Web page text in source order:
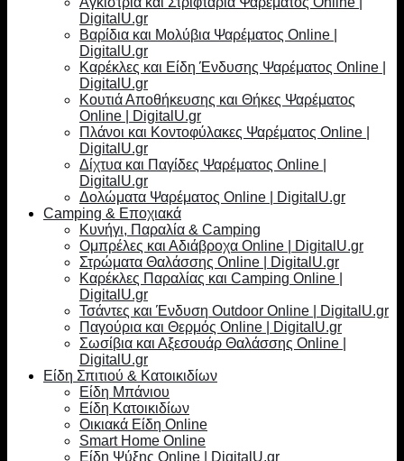
DigitalU.gr
Βαρίδια και Μολύβια Ψαρέματος Online |
DigitalU.gr
Καρέκλες και Είδη Ένδυσης Ψαρέματος Online |
DigitalU.gr
Κουτιά Αποθήκευσης και Θήκες Ψαρέματος
Online | DigitalU.gr
Πλάνοι και Κοντοφύλακες Ψαρέματος Online |
DigitalU.gr
Δίχτυα και Παγίδες Ψαρέματος Online |
DigitalU.gr
Δολώματα Ψαρέματος Online | DigitalU.gr
Camping & Εποχιακά
Κυνήγι, Παραλία & Camping
Ομπρέλες και Αδιάβροχα Online | DigitalU.gr
Στρώματα Θαλάσσης Online | DigitalU.gr
Καρέκλες Παραλίας και Camping Online |
DigitalU.gr
Τσάντες και Ένδυση Outdoor Online | DigitalU.gr
Παγούρια και Θερμός Online | DigitalU.gr
Σωσίβια και Αξεσουάρ Θαλάσσης Online |
DigitalU.gr
Είδη Σπιτιού & Κατοικιδίων
Είδη Μπάνιου
Είδη Κατοικιδίων
Οικιακά Είδη Online
Smart Home Online
Είδη Ψύξης Online | DigitalU.gr